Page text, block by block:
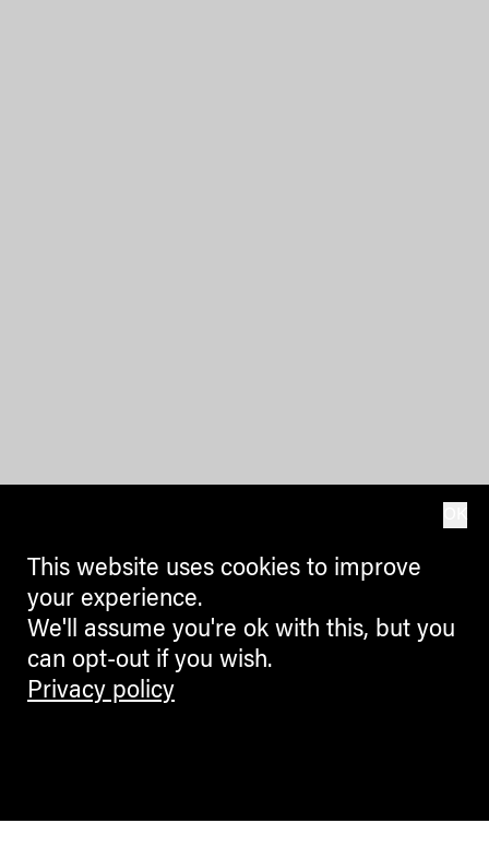
This website uses cookies to improve
your experience.
We'll assume you're ok with this, but you
can opt-out if you wish.
Privacy policy